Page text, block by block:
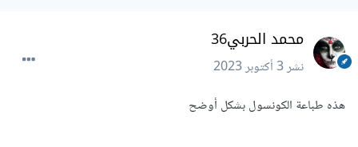
محمد الحربي36
نشر3 أكتوبر 2023
هذه طباعة الكونسول بشكل أوضح